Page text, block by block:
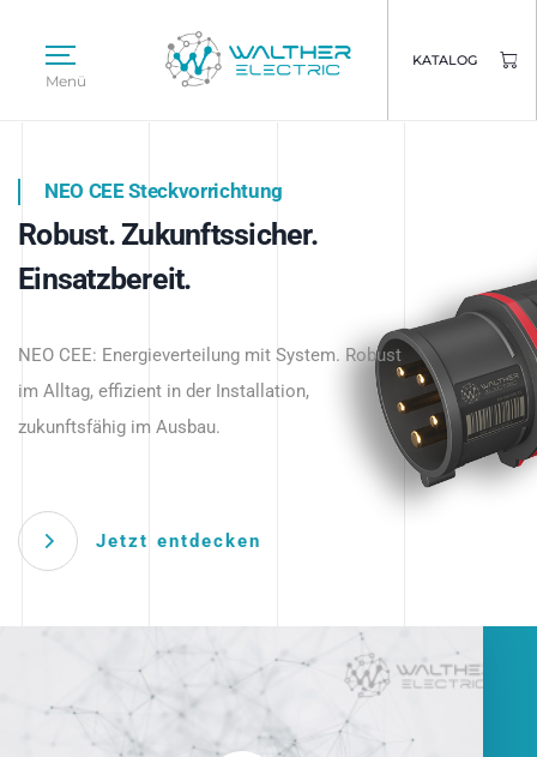
Menü
KATALOG
Intelligente Stromverteilung
beginnt hier.
NEO CEE Steckvorrichtung
Robust. Zukunftssicher.
Einsatzbereit.
NEO CEE: Energieverteilung mit System. Robust
im Alltag, effizient in der Installation,
zukunftsfähig im Ausbau.
Jetzt entdecken
Intelligenz trifft Energie.
Anwendungen – robust, IP-geschützt und
zukunftsfähig.